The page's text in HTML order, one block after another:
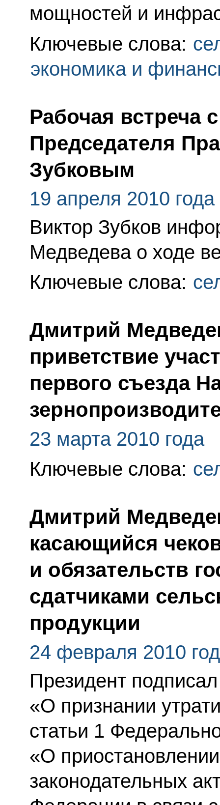
мощностей и
Ключевые слова:
экономика и
Рабочая встреча
Председателя
Зубковым
19 апреля 2010 года
Виктор Зубков
Медведева о ходе
Ключевые слова:
Дмитрий
приветствие
первого съезда
23 марта 2010 года
Ключевые слова:
Дмитрий
касающийся
и обязательств
сдатчиками
продукции
24 февраля 2010
Президент
«О признании
статьи 1
«О
законодательных